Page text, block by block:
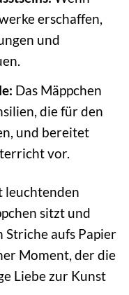
erschaffen,
und
Das Mäppchen
die für den
und bereitet
vor.
leuchtenden
sitzt und
aufs Papier
Moment, der die
Liebe zur Kunst